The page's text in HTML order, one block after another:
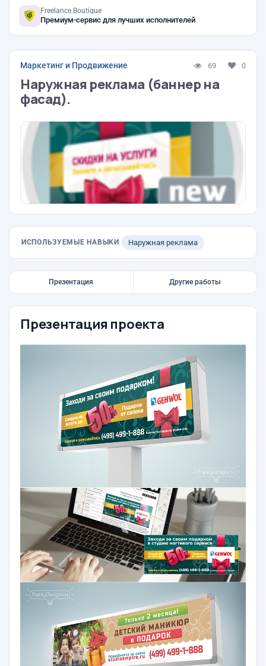
Freelance.Boutique
Премиум-сервис для лучших исполнителей
Маркетинг и Продвижение 69 0
Наружная реклама (баннер на
фасад).
ИСПОЛЬЗУЕМЫЕ НАВЫКИ Наружная реклама
Презентация Другие работы
Презентация проекта